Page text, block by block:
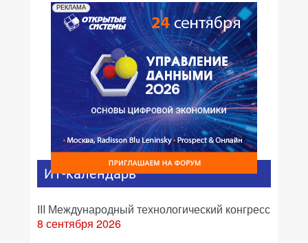
РЕКЛАМА
ИТ-календарь
III Международный технологический конгресс
8 сентября 2026